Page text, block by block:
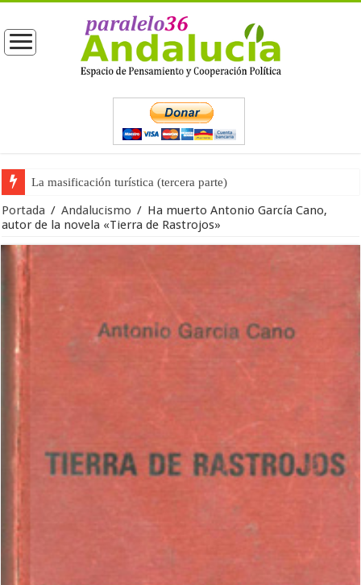
La opinión pública ante las próximas elecciones generales
Portada / Andalucismo / Ha muerto Antonio García Cano,
autor de la novela «Tierra de Rastrojos»